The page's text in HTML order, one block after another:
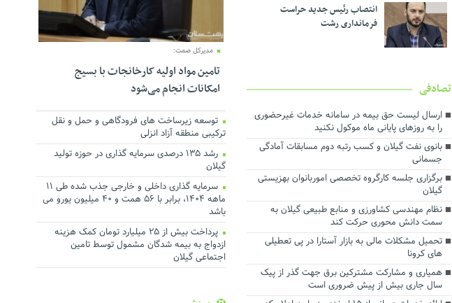
انتصاب رئیس جدید حراست
فرمانداری رشت
تصادفی
ارسال لیست حق بیمه در سامانه خدمات غیرحضوری
را به روزهای پایانی ماه موکول نکنید
بانوی نفت گیلان و کسب رتبه دوم مسابقات آمادگی
جسمانی
برگزاری جلسه کارگروه تخصصی اموربانوان بهزیستی
گیلان
نظام مهندسی کشاورزی و منابع طبیعی گیلان به
سمت دانش محوری حرکت کند
تحمیل مشکلات مالی به بازار آستارا در پی تعطیلی
های کرونا
همیاری و مشارکت مشترکین برق جهت گذر از پیک
سال جاری بیش از پیش ضروری است
مدیرکل صمت:
تامین مواد اولیه کارخانجات با بسیج
امکانات انجام می‌شود
توسعه زیرساخت های فرودگاهی و حمل و نقل
ترکیبی منطقه آزاد انزلی
رشد ۱۳۵ درصدی سرمایه گذاری در حوزه تولید
گیلان
سرمایه گذاری داخلی و خارجی جذب شده طی ۱۱
ماهه ۱۴۰۴، برابر با ۵۶ همت و ۴۰ میلیون یورو می
باشد
پرداخت بیش از ۲۵ میلیارد تومان کمک هزینه
ازدواج به بیمه شدگان مشمول توسط تامین
اجتماعی گیلان